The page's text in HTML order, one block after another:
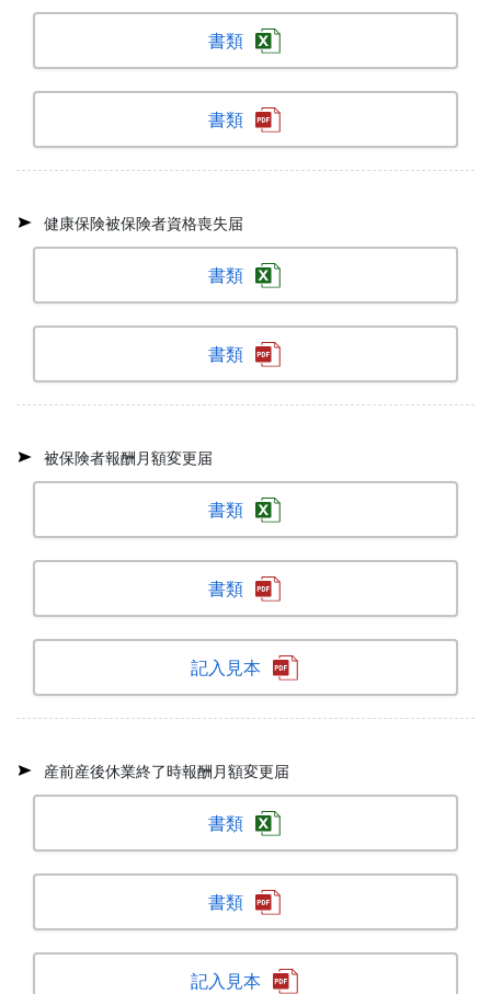
書類
書類
健康保険被保険者資格喪失届
書類
書類
被保険者報酬月額変更届
書類
書類
記入見本
産前産後休業終了時報酬月額変更届
書類
書類
記入見本